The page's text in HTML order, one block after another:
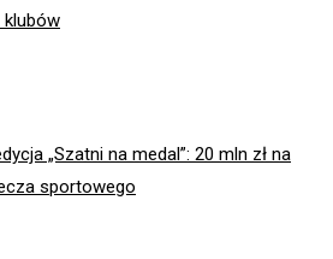
„Szatni na medal”: 20 mln zł na
sportowego